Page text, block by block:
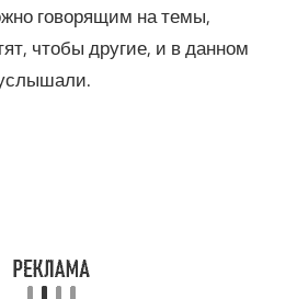
говорящим на темы,
чтобы другие, и в данном